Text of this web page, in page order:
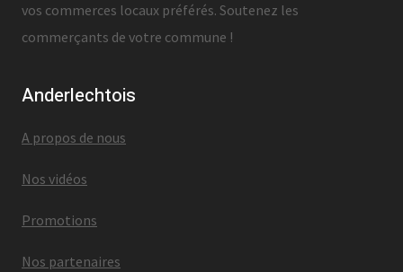
vos commerces locaux préférés. Soutenez les
commerçants de votre commune !
Anderlechtois
A propos de nous
Nos vidéos
Promotions
Nos partenaires